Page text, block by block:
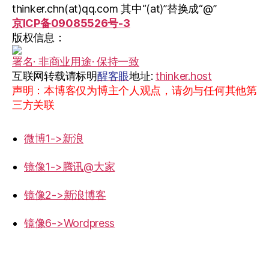
thinker.chn(at)qq.com 其中“(at)”替换成“@”
京ICP备09085526号-3
版权信息：
署名· 非商业用途· 保持一致
互联网转载请标明醒客眼地址: thinker.host
声明：本博客仅为博主个人观点，请勿与任何其他第
三方关联
微博1->新浪
镜像1->腾讯@大家
镜像2->新浪博客
镜像6->Wordpress